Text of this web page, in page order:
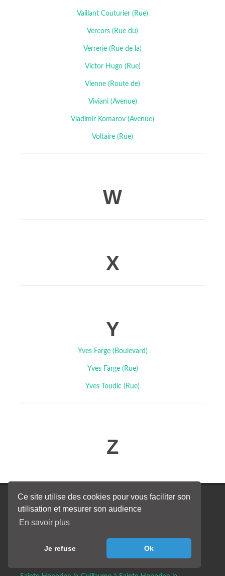
Ce site utilise des cookies pour vous faciliter son
utilisation et mesurer son audience
En savoir plus
Je refuse Ok
Vaillant Couturier (Rue)
Vercors (Rue du)
Verrerie (Rue de la)
Victor Hugo (Rue)
Vienne (Route de)
Viviani (Avenue)
Vladimir Komarov (Avenue)
Voltaire (Rue)
W
X
Y
Yves Farge (Boulevard)
Yves Farge (Rue)
Yves Toudic (Rue)
Z
Quelques recherches
récentes
Le Four à Jazeneuil